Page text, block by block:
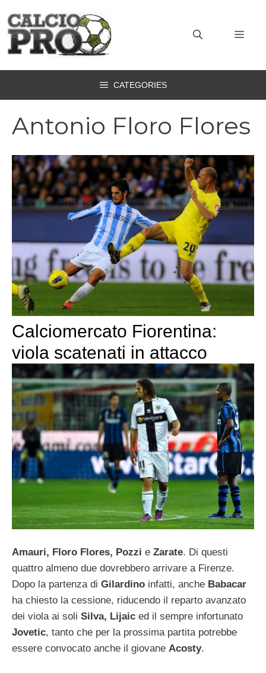
contenuto
CATEGORIES
Antonio Floro Flores
Calciomercato Fiorentina:
viola scatenati in attacco
Amauri, Floro Flores, Pozzi e Zarate. Di questi
quattro almeno due dovrebbero arrivare a Firenze.
Dopo la partenza di Gilardino infatti, anche Babacar
ha chiesto la cessione, riducendo il reparto avanzato
dei viola ai soli Silva, Lijaic ed il sempre infortunato
Jovetic, tanto che per la prossima partita potrebbe
essere convocato anche il giovane Acosty.